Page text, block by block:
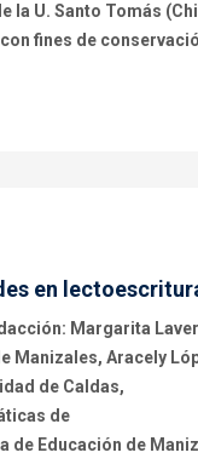
la U. Santo Tomás
fines de
en
Redacción: Margarita
Manizales, Aracely
de Caldas,
de
Educación de